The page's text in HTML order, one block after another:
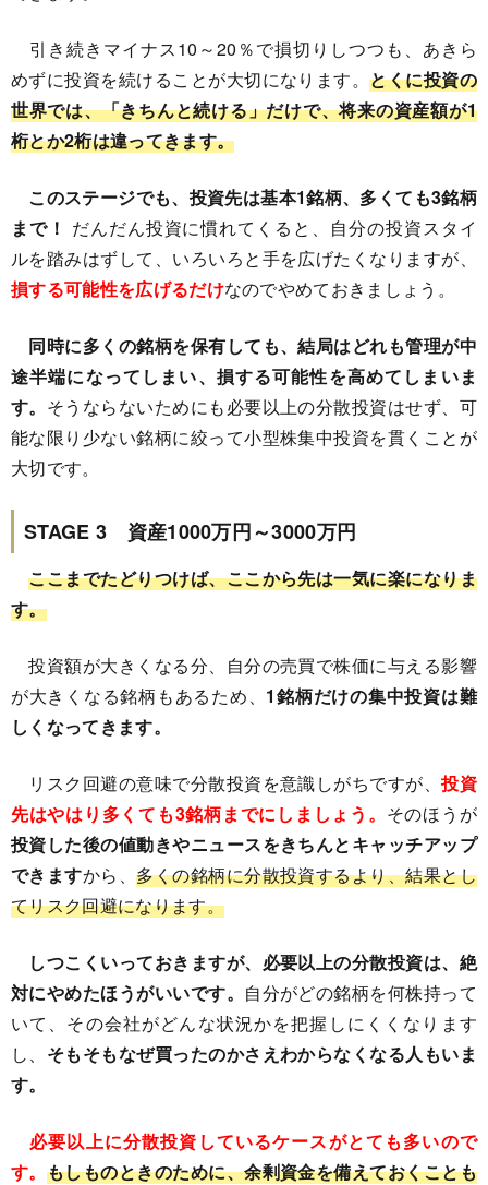
引き続きマイナス10～20％で損切りしつつも、あきら
めずに投資を続けることが大切になります。とくに投資の
世界では、「きちんと続ける」だけで、将来の資産額が1
桁とか2桁は違ってきます。
このステージでも、投資先は基本1銘柄、多くても3銘柄
まで！ だんだん投資に慣れてくると、自分の投資スタイ
ルを踏みはずして、いろいろと手を広げたくなりますが、
損する可能性を広げるだけなのでやめておきましょう。
同時に多くの銘柄を保有しても、結局はどれも管理が中
途半端になってしまい、損する可能性を高めてしまいま
す。 そうならないためにも必要以上の分散投資はせず、可
能な限り少ない銘柄に絞って小型株集中投資を貫くことが
大切です。
STAGE 3 資産1000万円～3000万円
ここまでたどりつけば、ここから先は一気に楽になりま
す。
投資額が大きくなる分、自分の売買で株価に与える影響
が大きくなる銘柄もあるため、 1銘柄だけの集中投資は難
しくなってきます。
リスク回避の意味で分散投資を意識しがちですが、投資
先はやはり多くても3銘柄までにしましょう。 そのほうが
投資した後の値動きやニュースをきちんとキャッチアップ
できますから、多くの銘柄に分散投資するより、結果とし
てリスク回避になります。
しつこくいっておきますが、必要以上の分散投資は、絶
対にやめたほうがいいです。 自分がどの銘柄を何株持って
いて、その会社がどんな状況かを把握しにくくなります
し、 そもそもなぜ買ったのかさえわからなくなる人もいま
す。
必要以上に分散投資しているケースがとても多いので
す。 もしものときのために、余剰資金を備えておくことも